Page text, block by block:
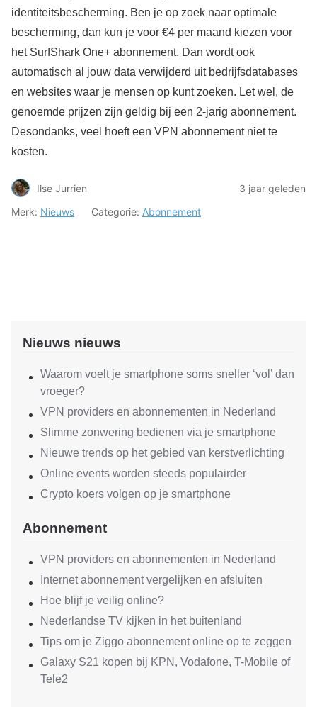
identiteitsbescherming. Ben je op zoek naar optimale
bescherming, dan kun je voor €4 per maand kiezen voor
het SurfShark One+ abonnement. Dan wordt ook
automatisch al jouw data verwijderd uit bedrijfsdatabases
en websites waar je mensen op kunt zoeken. Let wel, de
genoemde prijzen zijn geldig bij een 2-jarig abonnement.
Desondanks, veel hoeft een VPN abonnement niet te
kosten.
Ilse Jurrien
3 jaar geleden
Merk: Nieuws Categorie: Abonnement
Nieuws nieuws
Waarom voelt je smartphone soms sneller ‘vol’ dan
vroeger?
VPN providers en abonnementen in Nederland
Slimme zonwering bedienen via je smartphone
Nieuwe trends op het gebied van kerstverlichting
Online events worden steeds populairder
Crypto koers volgen op je smartphone
Abonnement
VPN providers en abonnementen in Nederland
Internet abonnement vergelijken en afsluiten
Hoe blijf je veilig online?
Nederlandse TV kijken in het buitenland
Tips om je Ziggo abonnement online op te zeggen
Galaxy S21 kopen bij KPN, Vodafone, T-Mobile of
Tele2